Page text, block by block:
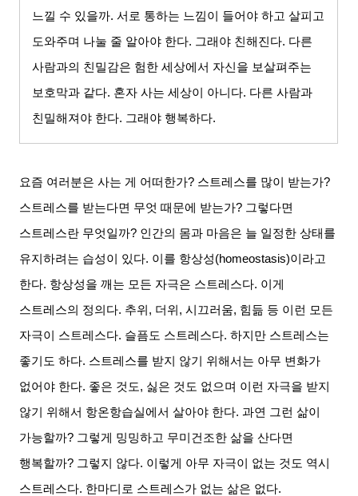
느낄 수 있을까.서로 통하는 느낌이 들어야 하고 살피고
도와주며 나눌 줄 알아야 한다. 그래야 친해진다. 다른
사람과의 친밀감은 험한 세상에서 자신을 보살펴주는
보호막과 같다. 혼자 사는 세상이 아니다. 다른 사람과
친밀해져야 한다. 그래야 행복하다.
요즘 여러분은 사는 게 어떠한가? 스트레스를 많이 받는가?
스트레스를 받는다면 무엇 때문에 받는가? 그렇다면
스트레스란 무엇일까? 인간의 몸과 마음은 늘 일정한 상태를
유지하려는 습성이 있다. 이를 항상성(homeostasis)이라고
한다. 항상성을 깨는 모든 자극은 스트레스다. 이게
스트레스의 정의다. 추위 , 더위 ,시끄러움, 힘듦 등 이런 모든
자극이 스트레스다. 슬픔도 스트레스다.하지만 스트레스는
좋기도 하다. 스트레스를 받지 않기 위해서는 아무 변화가
없어야 한다. 좋은 것도, 싫은 것도 없으며 이런 자극을 받지
않기 위해서 항온항습실에서 살아야 한다.과연 그런 삶이
가능할까? 그렇게 밍밍하고 무미건조한 삶을 산다면
행복할까? 그렇지 않다. 이렇게 아무 자극이 없는 것도 역시
스트레스다. 한마디로 스트레스가 없는 삶은 없다.